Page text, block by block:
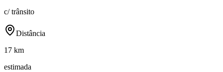
c/ trânsito
Distância
17 km
estimada